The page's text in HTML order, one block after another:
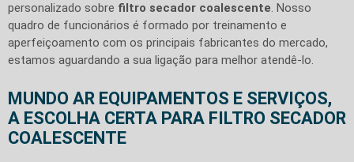
personalizado sobre filtro secador coalescente. Nosso
quadro de funcionários é formado por treinamento e
aperfeiçoamento com os principais fabricantes do mercado,
estamos aguardando a sua ligação para melhor atendê-lo.
MUNDO AR EQUIPAMENTOS E SERVIÇOS,
A ESCOLHA CERTA PARA FILTRO SECADOR
COALESCENTE